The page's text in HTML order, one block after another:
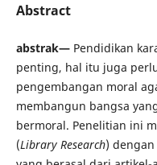
Abstract
abstrak—Pendidikan
penting, hal itu juga
pengembangan moral
membangun bangsa
bermoral. Penelitian ini
(Library Research)